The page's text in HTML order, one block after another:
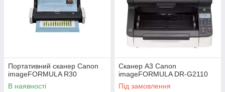
Портативний сканер Canon
imageFORMULA R30
В наявності
Сканер А3 Canon
imageFORMULA DR-G2110
Під замовлення